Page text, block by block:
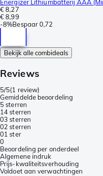
Energizer Lithiumbatterij AAA
€ 8,27
€ 8,99
-8%Bespaar0,72
Bekijk alle combideals
Reviews
5/5(1 review)
Gemiddelde beoordeling
5 sterren
14 sterren
03 sterren
02 sterren
01 ster
0
Beoordeling per onderdeel
Algemene indruk
Prijs-kwaliteitsverhouding
Voldoet aan verwachtingen